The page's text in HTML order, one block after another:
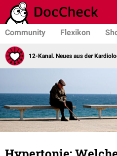
Community Flexikon
12-Kanal. Neues aus der